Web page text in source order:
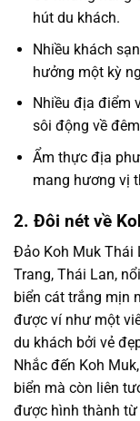
hút du khách.
Nhiều khách
hưởng một kỳ
Nhiều địa điểm
sôi động về
Ẩm thực địa
mang hương vị
2. Đôi nét về
Đảo Koh Muk Thái
Trang, Thái Lan,
biển cát trắng mịn
được ví như một
du khách bởi vẻ
Nhắc đến Koh
biển mà còn liên
được hình thành từ